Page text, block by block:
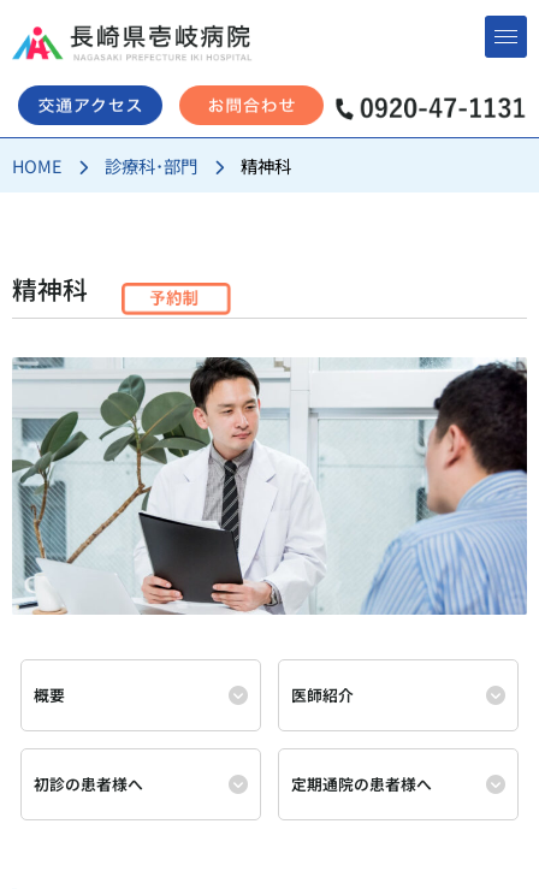
コ
ン
テ
ン
ツ
キ
ッ
HOME 診療科･部門 精神科
精神科
概要 医師紹介
初診の患者様へ 定期通院の患者様へ